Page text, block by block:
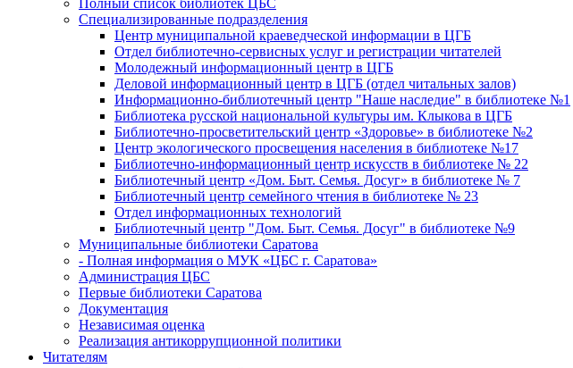
Специализированные подразделения
Центр муниципальной краеведческой информации в ЦГБ
Отдел библиотечно-сервисных услуг и регистрации читателей
Молодежный информационный центр в ЦГБ
Деловой информационный центр в ЦГБ (отдел читальных залов)
Информационно-библиотечный центр "Наше наследие" в библиотеке №1
Библиотека русской национальной культуры им. Клыкова в ЦГБ
Библиотечно-просветительский центр «Здоровье» в библиотеке №2
Центр экологического просвещения населения в библиотеке №17
Библиотечно-информационный центр искусств в библиотеке № 22
Библиотечный центр «Дом. Быт. Семья. Досуг» в библиотеке № 7
Библиотечный центр семейного чтения в библиотеке № 23
Отдел информационных технологий
Библиотечный центр "Дом. Быт. Семья. Досуг" в библиотеке №9
Муниципальные библиотеки Саратова
- Полная информация о МУК «ЦБС г. Саратова»
Администрация ЦБС
Первые библиотеки Саратова
Документация
Независимая оценка
Реализация антикоррупционной политики
Читателям